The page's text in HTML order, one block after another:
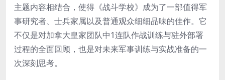
主题内容相结合，使得《战斗学校》成为了一部值得军
事研究者、士兵家属以及普通观众细细品味的佳作。它
不仅是对加拿大皇家团队中1连队作战训练与驻外部署
过程的全面回顾，也是对未来军事训练与实战准备的一
次深刻思考。